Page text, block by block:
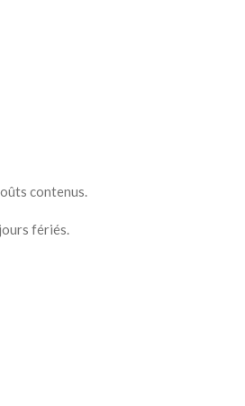
contenus.
fériés.